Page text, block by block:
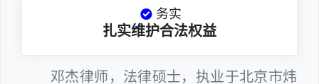
务实
扎实维护合法权益
邓杰律师，法律硕士，执业于北京市炜